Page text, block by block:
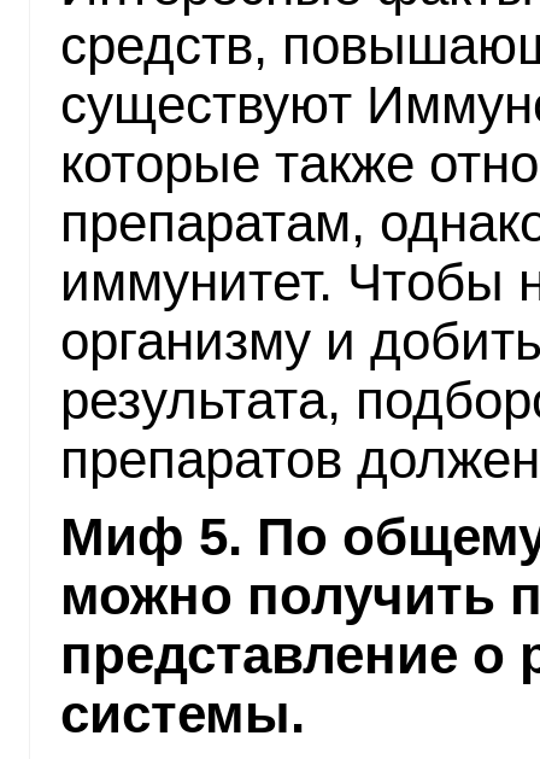
средств,
существуют
которые также
препаратам,
иммунитет. Чтобы
организму и
результата,
препаратов
Миф 5. По
можно получить
представление о
системы.